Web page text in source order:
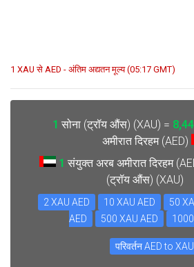
1 XAU से AED - अंतिम अद्यतन मूल्य (05:17 GMT)
1 सोना (ट्रॉय औंस) (XAU) =
अमीरात दिरहम (AED)
1 संयुक्त अरब अमीरात दिरहम
(ट्रॉय औंस) (XAU)
2 XAU AED 10 XAU AED 50
AED
500 XAU AED
परिवर्तन AED to XAU